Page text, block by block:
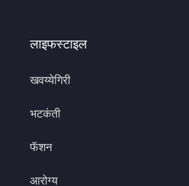
लाइफस्टाइल
खवय्येगिरी
भटकंती
फॅशन
आरोग्य